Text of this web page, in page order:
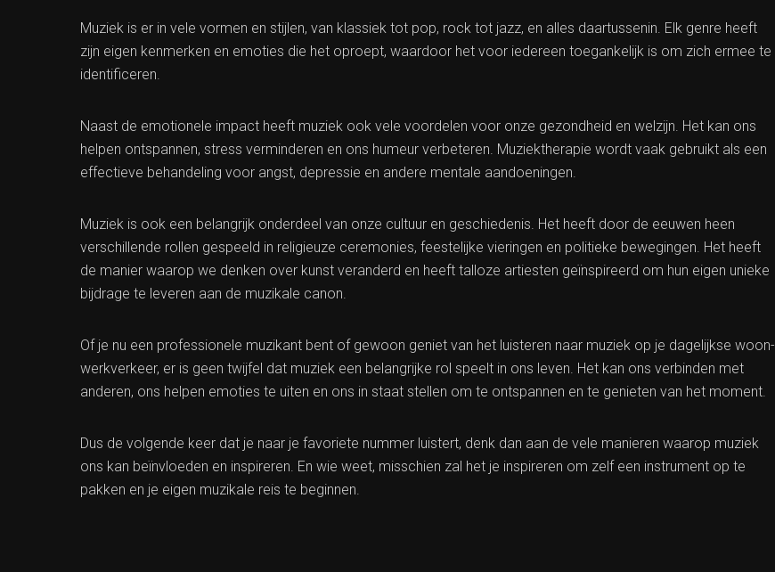
Muziek is er in vele vormen en stijlen, van klassiek tot pop, rock tot jazz, en alles daartussenin. Elk genre heeft
zijn eigen kenmerken en emoties die het oproept, waardoor het voor iedereen toegankelijk is om zich ermee te
identificeren.
Naast de emotionele impact heeft muziek ook vele voordelen voor onze gezondheid en welzijn. Het kan ons
helpen ontspannen, stress verminderen en ons humeur verbeteren. Muziektherapie wordt vaak gebruikt als een
effectieve behandeling voor angst, depressie en andere mentale aandoeningen.
Muziek is ook een belangrijk onderdeel van onze cultuur en geschiedenis. Het heeft door de eeuwen heen
verschillende rollen gespeeld in religieuze ceremonies, feestelijke vieringen en politieke bewegingen. Het heeft
de manier waarop we denken over kunst veranderd en heeft talloze artiesten geïnspireerd om hun eigen unieke
bijdrage te leveren aan de muzikale canon.
Of je nu een professionele muzikant bent of gewoon geniet van het luisteren naar muziek op je dagelijkse woon-
werkverkeer, er is geen twijfel dat muziek een belangrijke rol speelt in ons leven. Het kan ons verbinden met
anderen, ons helpen emoties te uiten en ons in staat stellen om te ontspannen en te genieten van het moment.
Dus de volgende keer dat je naar je favoriete nummer luistert, denk dan aan de vele manieren waarop muziek
ons kan beïnvloeden en inspireren. En wie weet, misschien zal het je inspireren om zelf een instrument op te
pakken en je eigen muzikale reis te beginnen.